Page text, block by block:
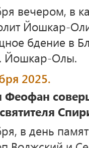
вечером, в
Йошкар-
бдение в
Йошкар-Олы.
2025.
Феофан
в день